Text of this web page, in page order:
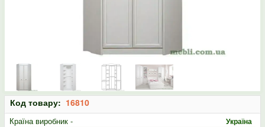
Код товару: 16810
Країна виробник - Україна